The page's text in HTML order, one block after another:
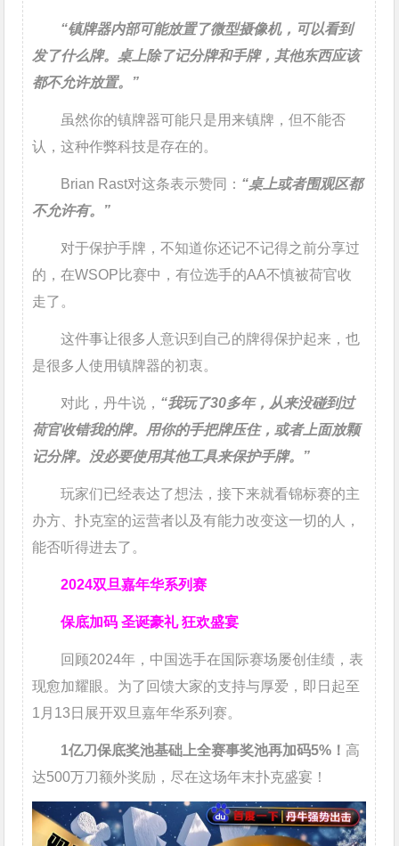
“镇牌器内部可能放置了微型摄像机，可以看到
发了什么牌。桌上除了记分牌和手牌，其他东西应该
都不允许放置。”
虽然你的镇牌器可能只是用来镇牌，但不能否
认，这种作弊科技是存在的。
Brian Rast对这条表示赞同： “桌上或者围观区都
不允许有。”
对于保护手牌，不知道你还记不记得之前分享过
的，在WSOP比赛中，有位选手的AA不慎被荷官收
走了。
这件事让很多人意识到自己的牌得保护起来，也
是很多人使用镇牌器的初衷。
对此，丹牛说， “我玩了30多年，从来没碰到过
荷官收错我的牌。用你的手把牌压住，或者上面放颗
记分牌。没必要使用其他工具来保护手牌。”
玩家们已经表达了想法，接下来就看锦标赛的主
办方、扑克室的运营者以及有能力改变这一切的人，
能否听得进去了。
2024双旦嘉年华系列赛
保底加码 圣诞豪礼 狂欢盛宴
回顾2024年，中国选手在国际赛场屡创佳绩，表
现愈加耀眼。为了回馈大家的支持与厚爱，即日起至
1月13日展开双旦嘉年华系列赛。
1亿刀保底奖池基础上全赛事奖池再加码5% ！高
达500万刀额外奖励，尽在这场年末扑克盛宴！